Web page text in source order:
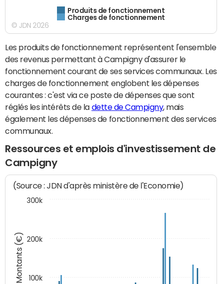
Produits de fonctionnement
Charges de fonctionnement
© JDN 2026
Les produits de fonctionnement représentent l'ensemble
des revenus permettant à Campigny d'assurer le
fonctionnement courant de ses services communaux. Les
charges de fonctionnement englobent les dépenses
courantes : c'est via ce poste de dépenses que sont
réglés les intérêts de la dette de Campigny, mais
également les dépenses de fonctionnement des services
communaux.
Ressources et emplois d'investissement de
Campigny
Montants (€)
(Source : JDN d'après ministère de l'Economie)
100k
200k
300k